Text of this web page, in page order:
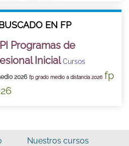
EN FP
Programas de
Inicial Cursos
2026 fp grado medio a distancia 2026 fp
Nuestros cursos